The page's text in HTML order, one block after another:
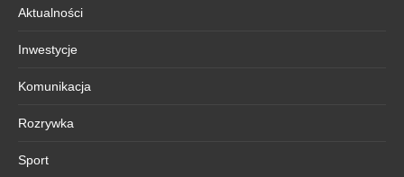
Aktualności
Inwestycje
Komunikacja
Rozrywka
Sport